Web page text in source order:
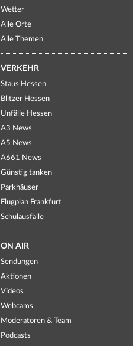
Wetter
Alle Orte
Alle Themen
VERKEHR
Staus Hessen
Blitzer Hessen
Unfälle Hessen
A3 News
A5 News
A661 News
Günstig tanken
Parkhäuser
Flugplan Frankfurt
Schulausfälle
ON AIR
Sendungen
Aktionen
Videos
Webcams
Moderatoren & Team
Podcasts